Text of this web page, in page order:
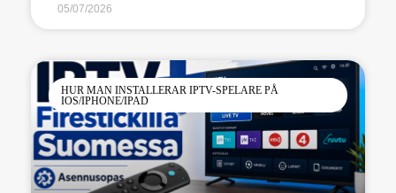
05/07/2026
HUR MAN INSTALLERAR IPTV-SPELARE PÅ
IOS/IPHONE/IPAD